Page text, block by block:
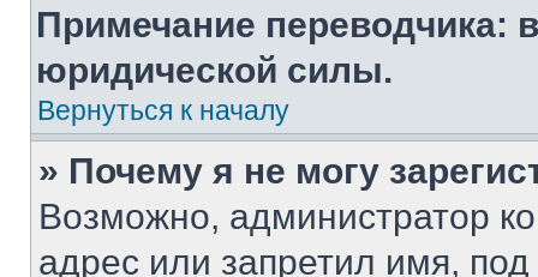
Примечание переводчика:
юридической силы.
Вернуться к началу
» Почему я не могу
Возможно, администратор
адрес или запретил имя,